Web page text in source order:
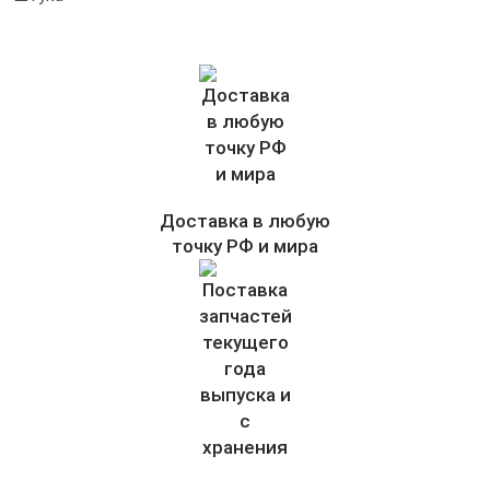
Доставка в любую
точку РФ и мира